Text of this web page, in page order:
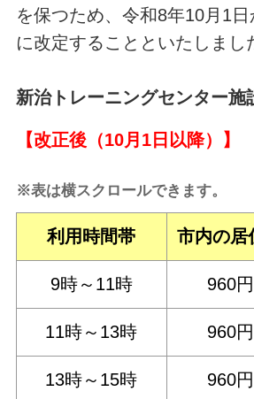
を保つため、令和8年10月1
に改定することといたしまし
新治トレーニングセンター施
【改正後（10月1日以降）】
※表は横スクロールできます。
利用時間帯 市内の居
9時～11時 960円
11時～13時 960円
13時～15時 960円